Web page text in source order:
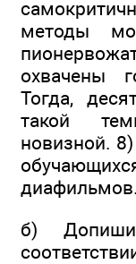
методы
охвачены
Тогда,
такой
новизной.
диафильмов.
б)